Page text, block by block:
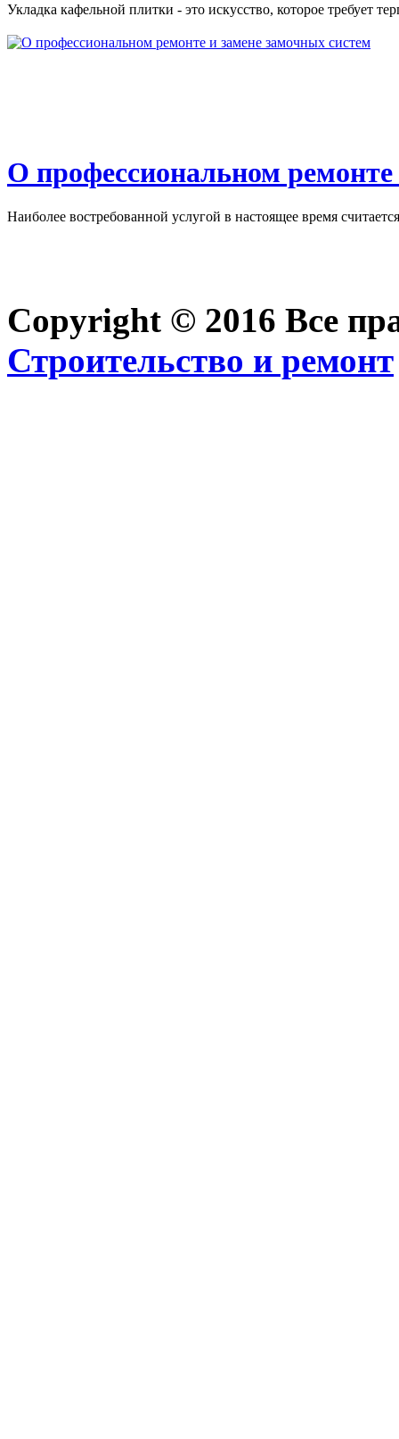
Укладка кафельной плитки - это искусство, которое требует
О профессиональном
Наиболее востребованной услугой в настоящее время
Copyright © 2016 Все
Строительство и ремонт